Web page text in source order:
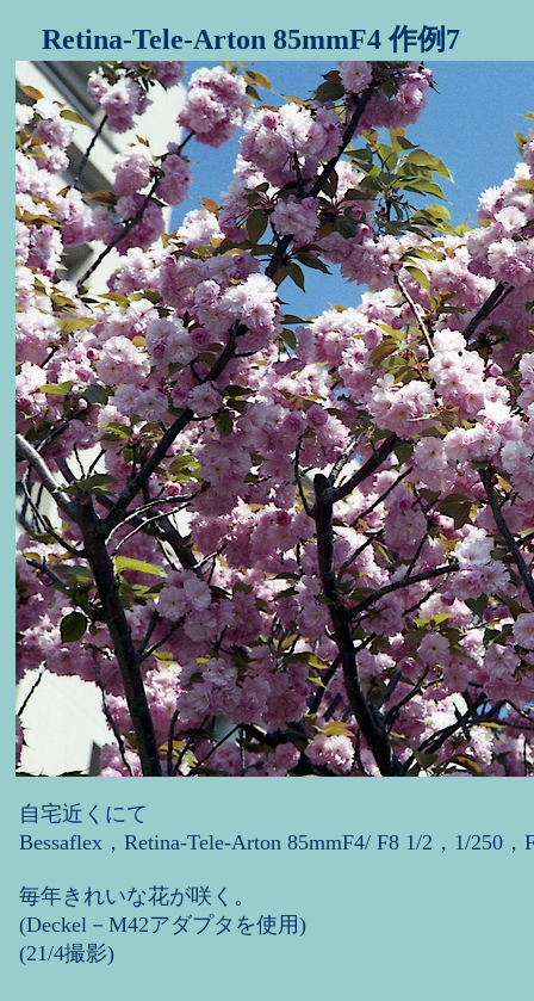
Retina-Tele-Arton 85mmF4 作例7
自宅近くにて
Bessaflex，Retina-Tele-Arton 85mmF4/ F8 1/2，1/250，
毎年きれいな花が咲く。
(Deckel－M42アダプタを使用)
(21/4撮影)